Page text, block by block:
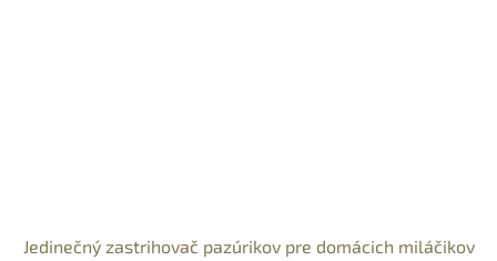
Jedinečný zastrihovač pazúrikov pre domácich miláčikov